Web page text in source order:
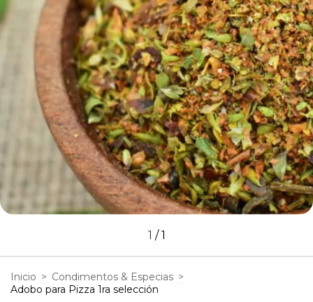
1 /1
Inicio > Condimentos & Especias >
Adobo para Pizza 1ra selección